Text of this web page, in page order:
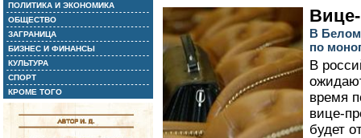
ПОЛИТИКА И ЭКОНОМИКА
ОБЩЕСТВО
ЗАГРАНИЦА
БИЗНЕС И ФИНАНСЫ
КУЛЬТУРА
СПОРТ
КРОМЕ ТОГО
В
по
В
время
вице-
будет